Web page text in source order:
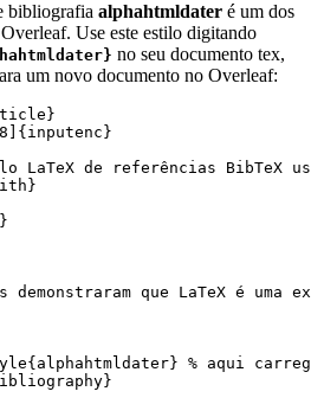
bibliografia alphahtmldater é um dos
Use este estilo digitando
no seu documento tex,
um novo documento no Overleaf:
}
]{ inputenc }
LaTeX de referências
}
demonstraram que LaTeX é
{alphahtmldater} % aqui